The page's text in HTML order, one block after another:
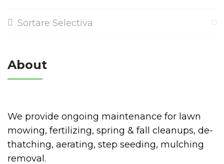
Sortare Selectiva
About
We provide ongoing maintenance for lawn
mowing, fertilizing, spring & fall cleanups, de-
thatching, aerating, step seeding, mulching
removal.